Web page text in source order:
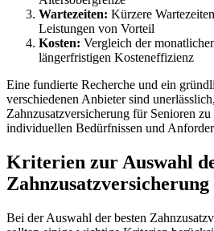
Wartezeiten: Kürzere
Leistungen von Vorteil
Kosten: Vergleich der
längerfristigen Kosteneffizienz
Eine fundierte Recherche und ein
verschiedenen Anbieter sind
Zahnzusatzversicherung für Senioren
individuellen Bedürfnissen und
Kriterien zur Auswahl
Bei der Auswahl der besten